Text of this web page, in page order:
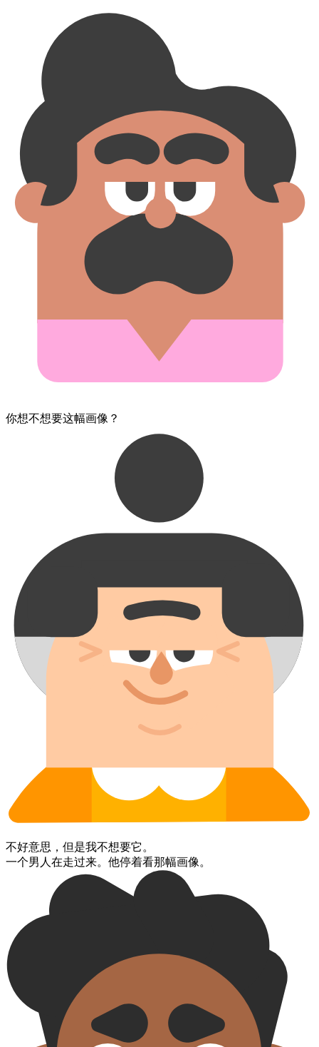
你​想不想要​这幅画像？
不好意思，​但是​我​不​想要​它。
一个男人​在走过来。​他​停着​看​那幅画像。